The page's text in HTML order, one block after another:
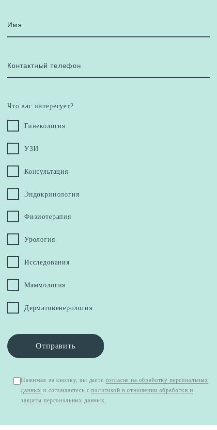
Имя
Контактный телефон
Что вас интересует?
Гинекология
УЗИ
Консультация
Эндокринология
Физиотерапия
Урология
Исследования
Маммология
Дерматовенерология
Отправить
Нажимая на кнопку, вы даете согласие на обработку персональных
данных и соглашаетесь сполитикой в отношении обработки и
защиты персональных данных